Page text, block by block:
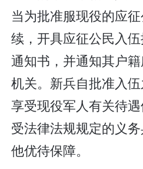
当为批准服现役的应
续，开具应征公民入
通知书，并通知其户
机关。新兵自批准入
享受现役军人有关待
受法律法规规定的义
他优待保障。